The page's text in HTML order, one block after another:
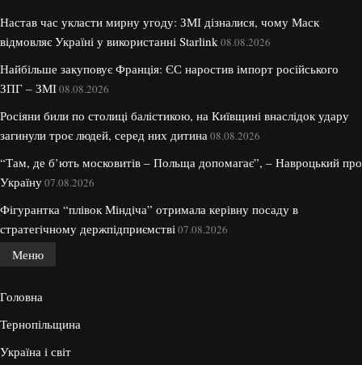
Настав час укласти мирну угоду: ЗМІ дізналися, чому Маск
відмовляє Україні у використанні Starlink 08.08.2026
Найбільше закуповує Франція: ЄС наростив імпорт російського
ЗПГ – ЗМІ08.08.2026
Росіяни били по столиці балістикою, на Київщині внаслідок удару
загинули троє людей, серед них дитина 08.08.2026
“Там, де б’ють московитів – Польща допомагає”, – Навроцький про
Україну07.08.2026
Фігурантка “плівок Міндіча” отримала керівну посаду в
стратегічному держпідприємстві 07.08.2026
Меню
Головна
Тернопільщина
Україна і світ